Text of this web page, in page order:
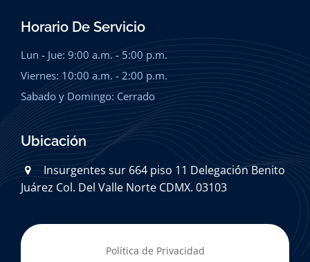
Horario De Servicio
Lun - Jue: 9:00 a.m. - 5:00 p.m.
Viernes: 10:00 a.m. - 2:00 p.m.
Sabado y Domingo: Cerrado
Ubicación
Insurgentes sur 664 piso 11 Delegación Benito
Juárez Col. Del Valle Norte CDMX. 03103
Política de Privacidad